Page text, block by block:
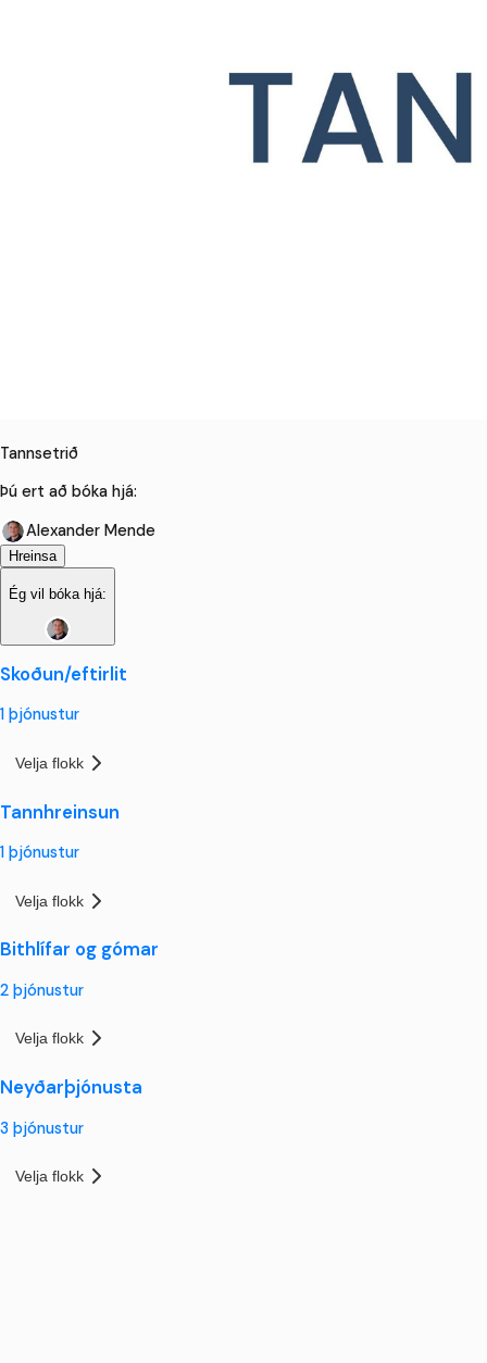
Tannsetrið
Þú ert að bóka hjá:
Alexander Mende
Hreinsa
Ég vil bóka hjá:
Skoðun/eftirlit
1 þjónustur
Velja flokk
Tannhreinsun
1 þjónustur
Velja flokk
Bithlífar og gómar
2 þjónustur
Velja flokk
Neyðarþjónusta
3 þjónustur
Velja flokk